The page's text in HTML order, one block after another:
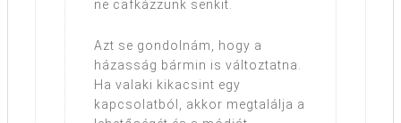
ne cafkázzunk senkit.
Azt se gondolnám, hogy a
házasság bármin is változtatna.
Ha valaki kikacsint egy
kapcsolatból, akkor megtalálja a